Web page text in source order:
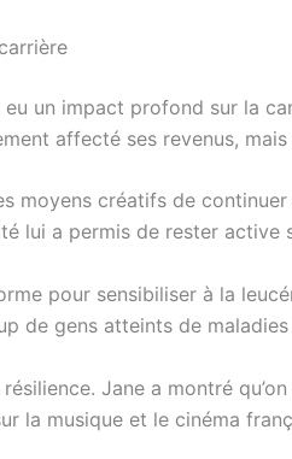
un impact profond sur la
affecté ses revenus,
moyens créatifs de
lui a permis de rester active
pour sensibiliser à la
de gens atteints de
Jane a montré
la musique et le cinéma